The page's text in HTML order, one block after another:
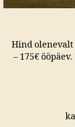
Hind olenevalt
– 175€